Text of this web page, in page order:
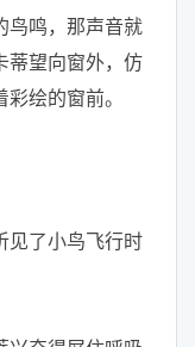
鸣，那声音就
蒂望向窗外，仿
绘的窗前。
了小鸟飞行时